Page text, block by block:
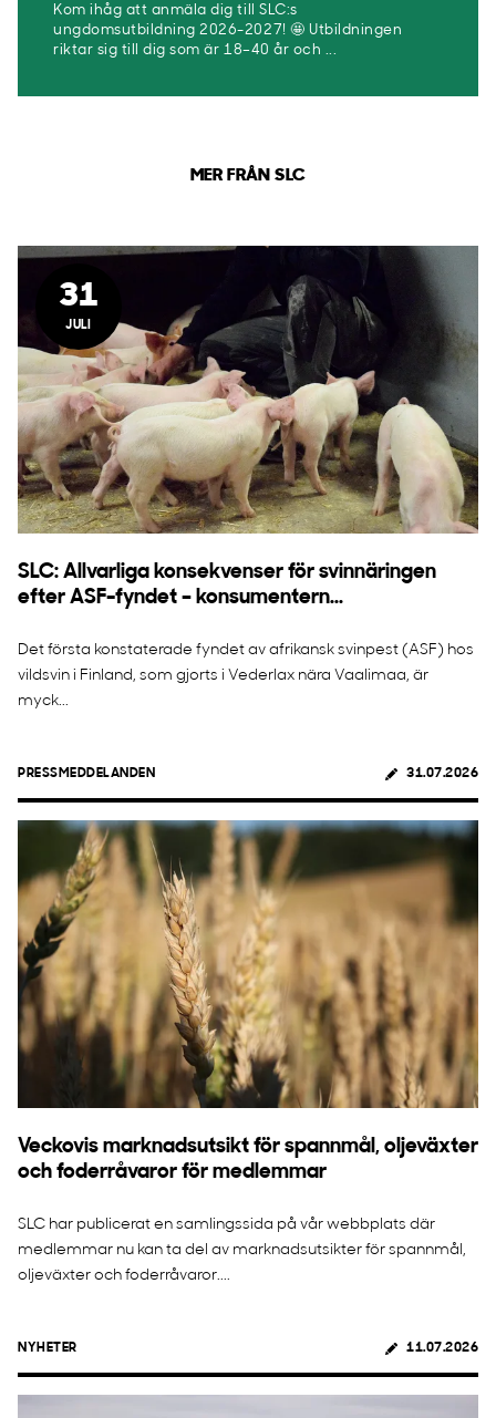
Kom ihåg att anmäla dig till SLC:s
ungdomsutbildning 2026-2027! 🤩 Utbildningen
riktar sig till dig som är 18–40 år och ...
MER FRÅN SLC
31
JULI
SLC: Allvarliga konsekvenser för svinnäringen
efter ASF-fyndet – konsumentern...
Det första konstaterade fyndet av afrikansk svinpest (ASF) hos
vildsvin i Finland, som gjorts i Vederlax nära Vaalimaa, är
myck...
PRESSMEDDELANDEN 31.07.2026
Veckovis marknadsutsikt för spannmål, oljeväxter
och foderråvaror för medlemmar
SLC har publicerat en samlingssida på vår webbplats där
medlemmar nu kan ta del av marknadsutsikter för spannmål,
oljeväxter och foderråvaror....
NYHETER 11.07.2026